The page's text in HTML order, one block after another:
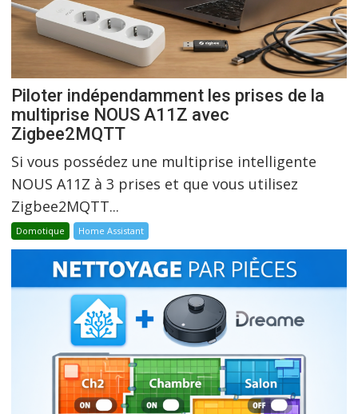
Piloter indépendamment les prises de la
multiprise NOUS A11Z avec
Zigbee2MQTT
Si vous possédez une multiprise intelligente
NOUS A11Z à 3 prises et que vous utilisez
Zigbee2MQTT...
Domotique Home Assistant